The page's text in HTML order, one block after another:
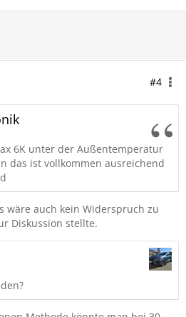
#4
6K unter der Außentemperatur
das ist vollkommen ausreichend
wäre auch kein Widerspruch zu
Diskussion stellte.